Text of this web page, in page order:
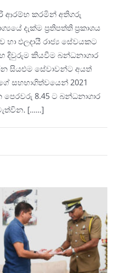
ආරම්භ කරමින් අතිගරු
දැක්ම ප්‍රතිපත්ති ප්‍රකාශය
ඵලදායී රාජ්‍ය සේවයකට
දිවුරුම කියවීම බන්ධනාගාර
සියළුම සේවාවන්ට අයත්
සහභාගිත්වයෙන් 2021
8.45 ට බන්ධනාගාර
[......]